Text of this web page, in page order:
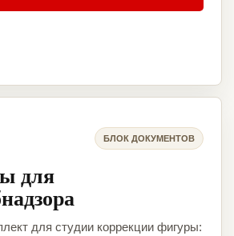
БЛОК ДОКУМЕНТОВ
для
для студии коррекции фигуры: